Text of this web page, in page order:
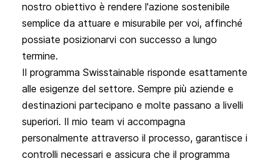
nostro obiettivo è rendere l'azione sostenibile
semplice da attuare e misurabile per voi, affinché
possiate posizionarvi con successo a lungo
termine.
Il programma Swisstainable risponde esattamente
alle esigenze del settore. Sempre più aziende e
destinazioni partecipano e molte passano a livelli
superiori. Il mio team vi accompagna
personalmente attraverso il processo, garantisce i
controlli necessari e assicura che il programma